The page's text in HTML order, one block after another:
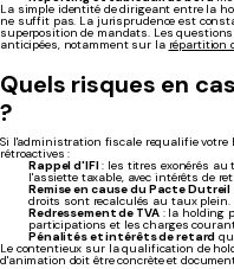
La simple identité de dirigeant entre la
ne suffit pas. La jurisprudence est
superposition de mandats. Les
anticipées, notamment sur la répartition
Quels risques en
?
Si l'administration fiscale requalifie
rétroactives :
Rappel d'IFI: les titres exonérés au
l'assiette taxable, avec intérêts de
Remise en cause du Pacte Dutreil
droits sont recalculés au taux plein.
Redressement de TVA: la holding
participations et les charges
Pénalités et intérêts de retard
Le contentieux sur la qualification de
d'animation doit être concrète et